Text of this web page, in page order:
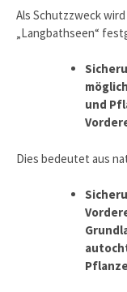
Als Schutzzweck
„Langbathseen“
und
Dies bedeutet aus